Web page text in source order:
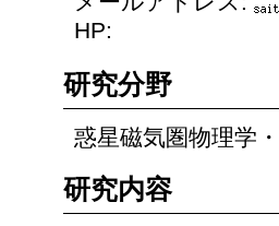
HP:
研究分野
惑星磁気圏物理学
研究内容